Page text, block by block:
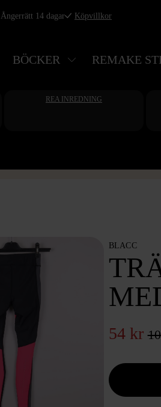
Ångerrätt 14 dagar Köpvillkor
BÖCKER REMAKE
REA INREDNING
BLACC
54 kr